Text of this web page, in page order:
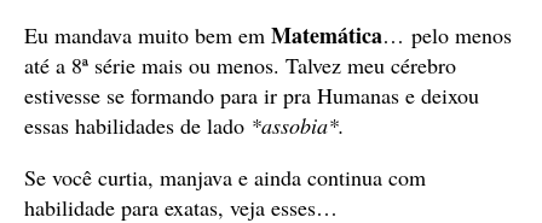
Eu mandava muito bem em Matemática… pelo menos
até a 8ª série mais ou menos. Talvez meu cérebro
estivesse se formando para ir pra Humanas e deixou
essas habilidades de lado *assobia*.
Se você curtia, manjava e ainda continua com
habilidade para exatas, veja esses…